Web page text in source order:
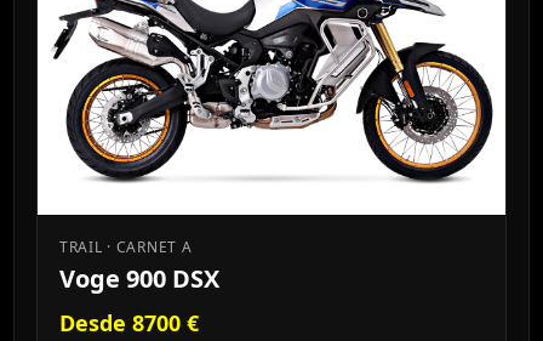
TRAIL · CARNET A
Voge 900 DSX
Desde 8700 €